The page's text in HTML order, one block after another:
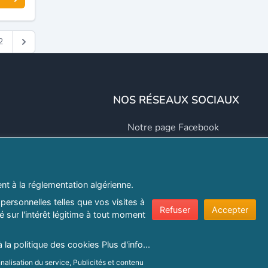
NOS RÉSEAUX SOCIAUX
Notre page Facebook
Notre page Twitter
confidentialité|Protection de la vie privée
à la réglementation algérienne.
telles que vos visites à
sur l'intérêt légitime à tout moment
la politique des cookies Plus d'info...
du service, Publicités et contenu
Refuser Accepter